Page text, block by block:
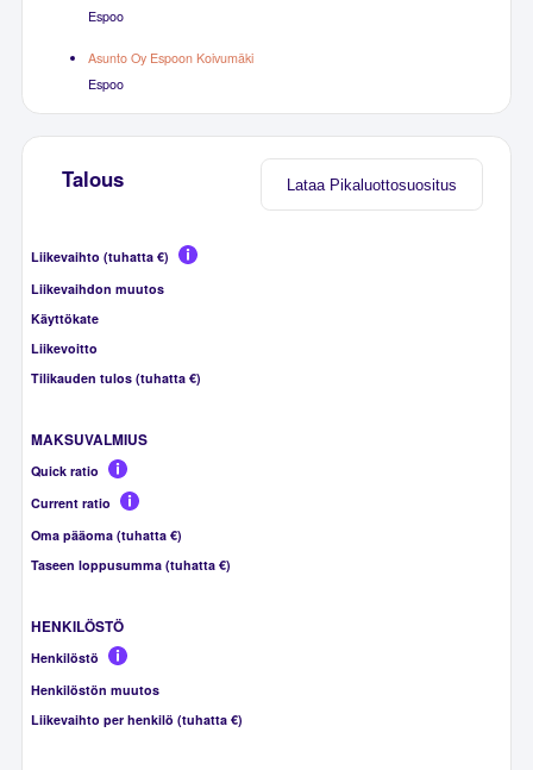
Espoo
Asunto Oy Espoon Koivumäki
Espoo
Lataa Pikaluottosuositus
Talous
Liikevaihto (tuhatta €)
Liikevaihdon muutos
Käyttökate
Liikevoitto
Tilikauden tulos (tuhatta €)
MAKSUVALMIUS
Quick ratio
Current ratio
Oma pääoma (tuhatta €)
Taseen loppusumma (tuhatta €)
HENKILÖSTÖ
Henkilöstö
Henkilöstön muutos
Liikevaihto per henkilö (tuhatta €)